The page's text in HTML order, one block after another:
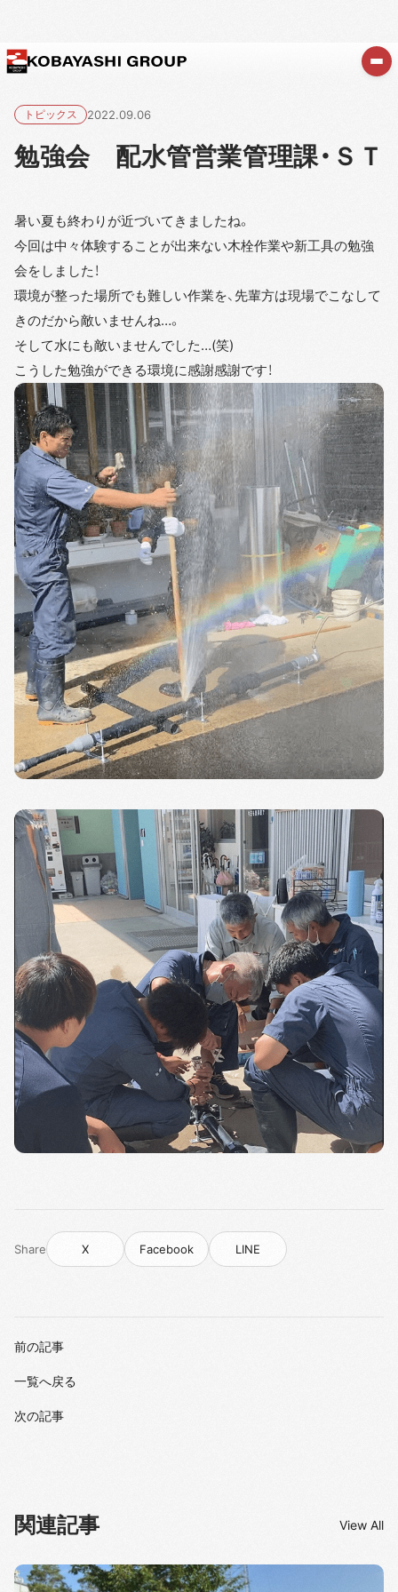
トピックス 2022.09.06
勉強会 配水管営業管理課・ＳＴ
暑い夏も終わりが近づいてきましたね。
今回は中々体験することが出来ない木栓作業や新工具の勉強
会をしました！
環境が整った場所でも難しい作業を、先輩方は現場でこなして
きのだから敵いませんね…。
そして水にも敵いませんでした…(笑)
こうした勉強ができる環境に感謝感謝です！
Share X Facebook LINE
前の記事
一覧へ戻る
次の記事
関連記事 View All